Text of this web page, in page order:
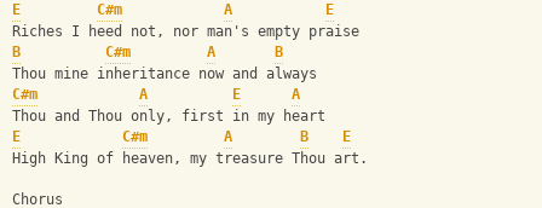
E
C#m A
E
Riches I heed not, nor man's empty praise
B
C#m A
B
Thou mine inheritance now and always
C#m
A E
A
Thou and Thou only, first in my heart
E
C#m A B
E
High King of heaven, my treasure Thou art.
Chorus